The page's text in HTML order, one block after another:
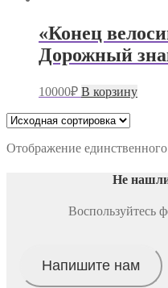
«Конец
Дорожный
10000₽ В корзину
Отображение единственного
Не
Воспользуйтесь
Напишите нам